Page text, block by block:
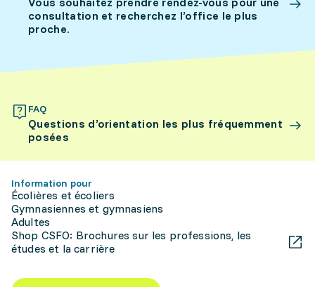
consultation et recherchez l’office le plus
proche.
FAQ
Questions d’orientation les plus fréquemment
posées
Information pour
Écolières et écoliers
Gymnasiennes et gymnasiens
Adultes
Shop CSFO: Brochures sur les professions, les
études et la carrière